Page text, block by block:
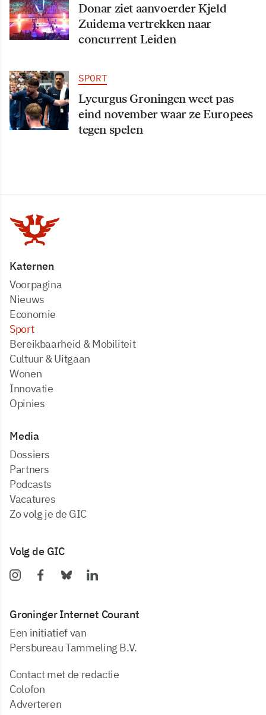
Donar ziet aanvoerder Kjeld
Zuidema vertrekken naar
concurrent Leiden
SPORT
Lycurgus Groningen weet pas
eind november waar ze Europees
tegen spelen
Katernen
Voorpagina
Nieuws
Economie
Sport
Bereikbaarheid & Mobiliteit
Cultuur & Uitgaan
Wonen
Innovatie
Opinies
Media
dossiers
partners
podcasts
vacatures
zo volg je de GIC
Volg de GIC
Groninger Internet Courant
Een initiatief van
Persbureau Tammeling B.V.
Contact met de redactie
Colofon
Adverteren